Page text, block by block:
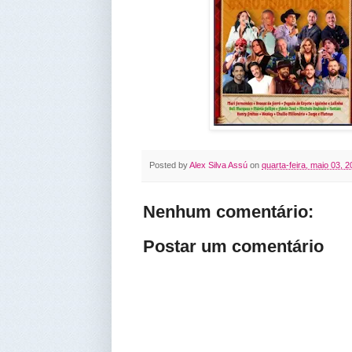
Posted byAlex Silva Assú on quarta-feira, maio 03,
Nenhum comentário:
Postar um comentário